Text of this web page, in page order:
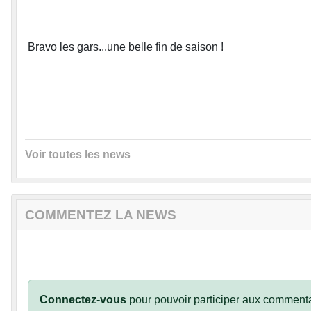
Bravo les gars...une belle fin de saison !
Voir toutes les news
COMMENTEZ LA NEWS
Connectez-vous pour pouvoir participer aux